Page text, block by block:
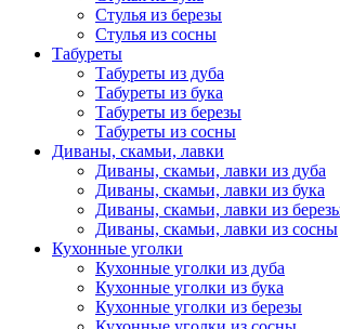
Стулья из березы
Стулья из сосны
Табуреты
Табуреты из дуба
Табуреты из бука
Табуреты из березы
Табуреты из сосны
Диваны, скамьи, лавки
Диваны, скамьи, лавки из дуба
Диваны, скамьи, лавки из бука
Диваны, скамьи, лавки из
Диваны, скамьи, лавки из сосны
Кухонные уголки
Кухонные уголки из дуба
Кухонные уголки из бука
Кухонные уголки из березы